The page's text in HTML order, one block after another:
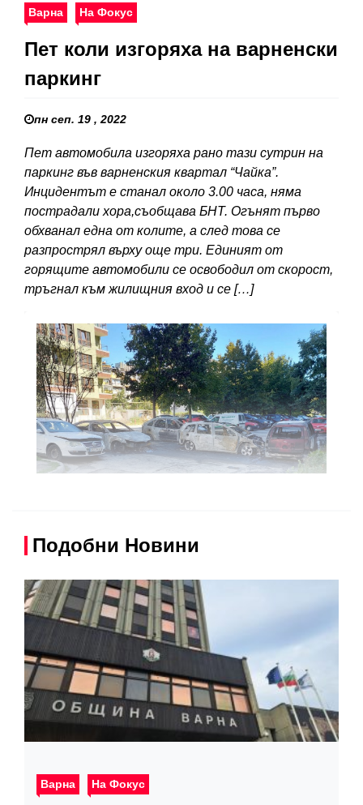
Варна На Фокус
Пет коли изгоряха на варненски
паркинг
пн сеп. 19 , 2022
Пет автомобила изгоряха рано тази сутрин на
паркинг във варненския квартал “Чайка”.
Инцидентът е станал около 3.00 часа, няма
пострадали хора,съобщава БНТ. Огънят първо
обхванал една от колите, а след това се
разпрострял върху още три. Единият от
горящите автомобили се освободил от скорост,
тръгнал към жилищния вход и се […]
Подобни Новини
Варна На Фокус